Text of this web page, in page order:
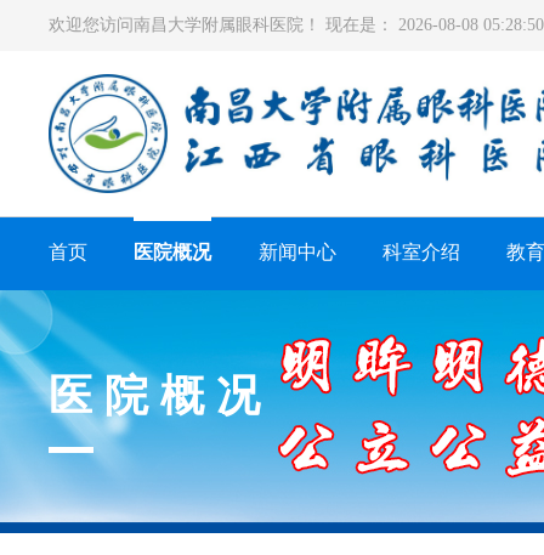
欢迎您访问南昌大学附属眼科医院！ 现在是： 2026-08-08
首页 医院概况 新闻中心 科室介绍 教
医院概况